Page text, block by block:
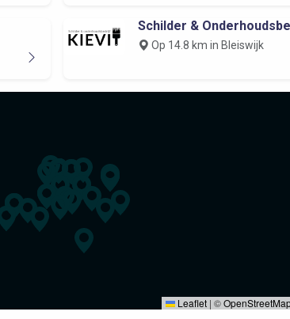
Schilder &
Op 14.8 km in Bleiswijk
Leaflet | ©